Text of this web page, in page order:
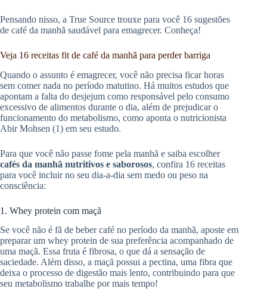
Pensando nisso, a True Source trouxe para você 16 sugestões
de café da manhã saudável para emagrecer. Conheça!
Veja 16 receitas fit de café da manhã para perder barriga
Quando o assunto é emagrecer, você não precisa ficar horas
sem comer nada no período matutino. Há muitos estudos que
apontam a falta do desjejum como responsável pelo consumo
excessivo de alimentos durante o dia, além de prejudicar o
funcionamento do metabolismo, como aponta o nutricionista
Abir Mohsen (1) em seu estudo.
Para que você não passe fome pela manhã e saiba escolher
cafés da manhã nutritivos e saborosos, confira 16 receitas
para você incluir no seu dia-a-dia sem medo ou peso na
consciência:
1. Whey protein com maçã
Se você não é fã de beber café no período da manhã, aposte em
preparar um whey protein de sua preferência acompanhado de
uma maçã. Essa fruta é fibrosa, o que dá a sensação de
saciedade. Além disso, a maçã possui a pectina, uma fibra que
deixa o processo de digestão mais lento, contribuindo para que
seu metabolismo trabalhe por mais tempo!